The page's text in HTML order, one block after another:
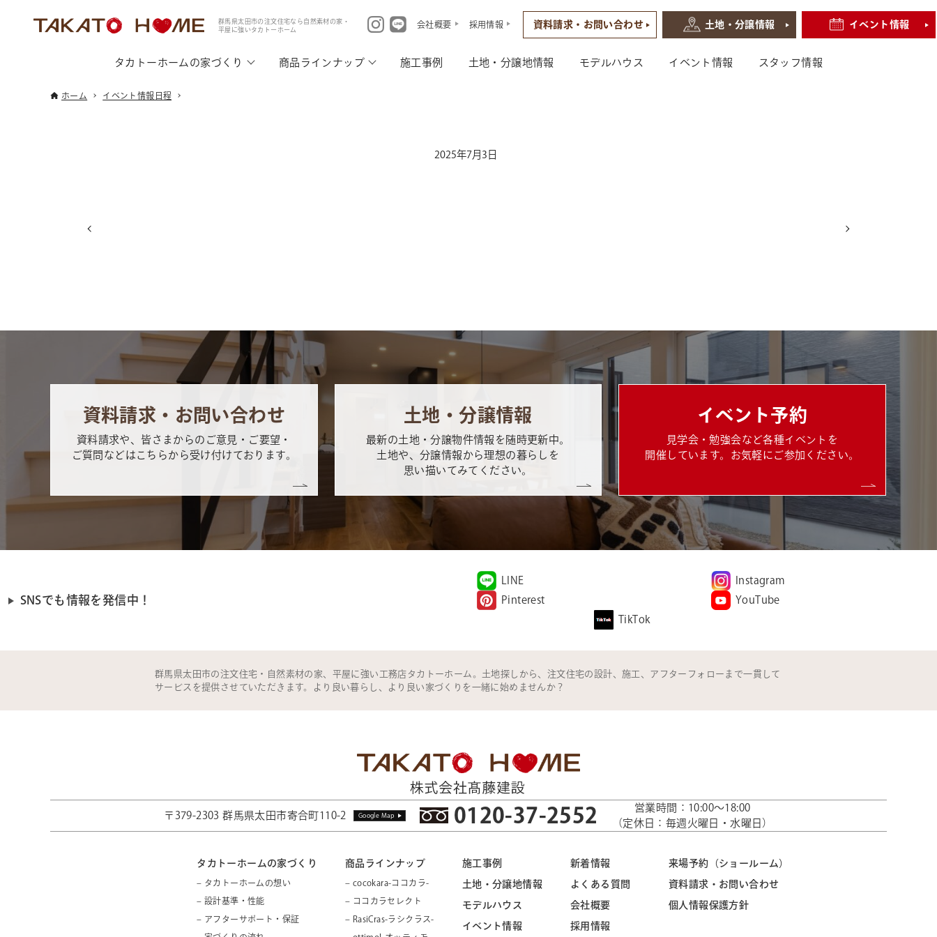
群馬県太田市の注文住宅なら自然素材の家・
平屋に強いタカトーホーム
会社概要 採用情報 資料請求・お問い合わせ 土地・分譲情報 イベント情報
タカトーホームの家づくり 商品ラインナップ 施工事例 土地・分譲地情報 モデルハウス イベント情報 スタッフ情報
ホーム イベント情報日程
2025年7月3日
資料請求・お問い合わせ
資料請求や、皆さまからのご意見・ご要望・
ご質問などはこちらから受け付けております。
土地・分譲情報
最新の土地・分譲物件情報を随時更新中。
土地や、分譲情報から理想の暮らしを
思い描いてみてください。
イベント予約
見学会・勉強会など各種イベントを
開催しています。お気軽にご参加ください。
SNSでも情報を発信中！
LINE
Instagram
Pinterest
YouTube
TikTok
群馬県太田市の注文住宅・自然素材の家、平屋に強い工務店タカトーホーム。土地探しから、注文住宅の設計、施工、アフターフォローまで一貫して
サービスを提供させていただきます。より良い暮らし、より良い家づくりを一緒に始めませんか？
〒379-2303 群馬県太田市寄合町110-2 Google Map 0120-37-2552
営業時間：10:00～18:00
（定休日：毎週火曜日・水曜日）
タカトーホームの家づくり
– タカトーホームの想い
– 設計基準・性能
– アフターサポート・保証
商品ラインナップ
– cocokara-ココカラ-
– ココカラセレクト
– RasiCras-ラシクラス-
施工事例
土地・分譲地情報
モデルハウス
イベント情報
新着情報
よくある質問
会社概要
採用情報
来場予約（ショールーム）
資料請求・お問い合わせ
個人情報保護方針